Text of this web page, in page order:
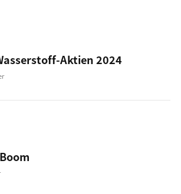
Aktien 2024